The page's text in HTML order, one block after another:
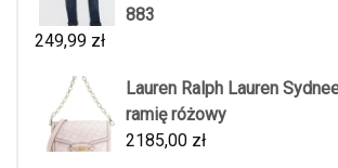
883
249,99 zł
Lauren Ralph Lauren
ramię różowy
2185,00 zł